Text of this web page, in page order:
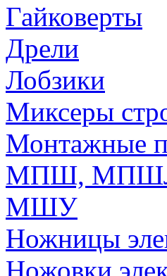
Гайковерты
Дрели
Лобзики
Миксеры
Монтажные
МПШ,
МШУ
Ножницы
Ножовки